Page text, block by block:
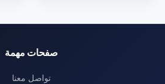
صفحات مهمة
تواصل معنا